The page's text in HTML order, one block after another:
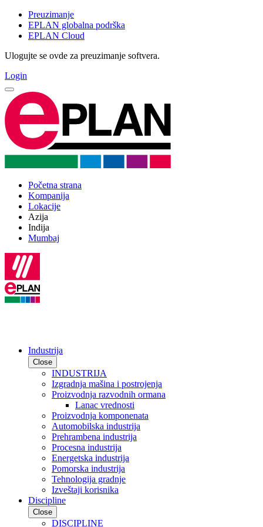
Preuzimanje
EPLAN globalna podrška
EPLAN Cloud
Ulogujte se ovde za preuzimanje softvera.
Login
Početna strana
Kompanija
Lokacije
Azija
Indija
Mumbaj
Industrija
Close
INDUSTRIJA
Izgradnja mašina i postrojenja
Proizvodnja razvodnih ormana
Lanac vrednosti
Proizvodnja komponenata
Automobilska industrija
Prehrambena industrija
Procesna industrija
Energetska industrija
Pomorska industrija
Tehnologija gradnje
Izveštaji korisnika
Discipline
Close
DISCIPLINE